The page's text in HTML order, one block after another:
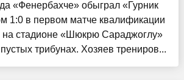
«Фенербахче» обыграл «Гурник
1:0 в первом матче квалификации
на стадионе «Шюкрю Сараджоглу»
трибунах. Хозяев трениров...